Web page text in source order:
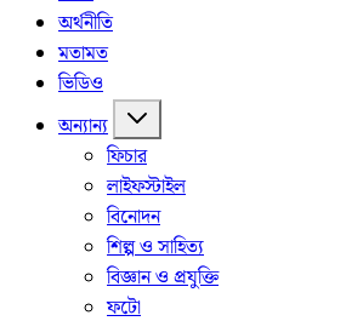
অর্থনীতি
মতামত
ভিডিও
অন্যান্য
ফিচার
লাইফস্টাইল
বিনোদন
শিল্প ও সাহিত্য
বিজ্ঞান ও প্রযুক্তি
ফটো